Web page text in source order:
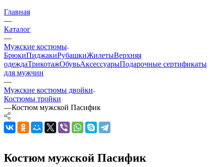
Главная
—
Каталог
—
Мужские костюмы
БрюкиПиджакиРубашкиЖилетыВерхняя
одеждаТрикотажОбувьАксессуарыПодарочные сертификаты
для мужчин
—
Мужские костюмы двойки
Костюмы тройки
—Костюм мужской Пасифик
Костюм мужской Пасифик